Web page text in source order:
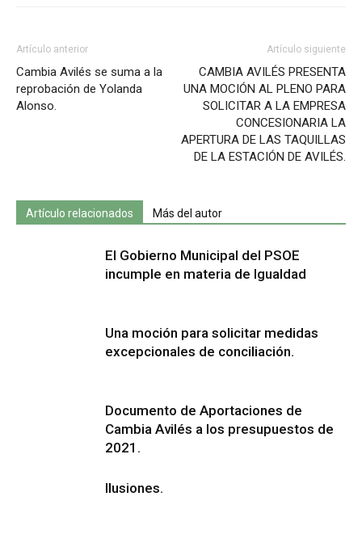
Artículo anterior
Cambia Avilés se suma a la
reprobación de Yolanda
Alonso.
Artículo siguiente
CAMBIA AVILÉS PRESENTA
UNA MOCIÓN AL PLENO PARA
SOLICITAR A LA EMPRESA
CONCESIONARIA LA
APERTURA DE LAS TAQUILLAS
DE LA ESTACIÓN DE AVILÉS.
Artículo relacionados Más del autor
El Gobierno Municipal del PSOE
incumple en materia de Igualdad
Una moción para solicitar medidas
excepcionales de conciliación.
Documento de Aportaciones de
Cambia Avilés a los presupuestos de
2021.
Ilusiones.